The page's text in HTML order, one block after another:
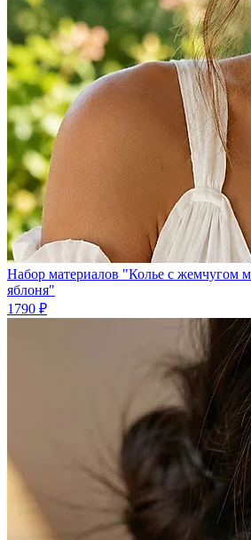
Набор материалов "Колье с жемчугом
яблоня"
1790 ₽